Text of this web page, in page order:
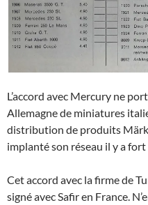
L’accord avec Mercury ne
Allemagne de miniatures
distribution de produits
implanté son réseau il y a fort
Cet accord avec la firme de
signé avec Safir en France.